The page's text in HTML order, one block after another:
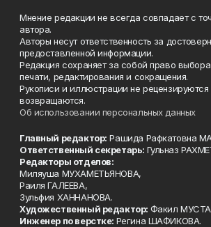
Мнение редакции не всегда совпадает с
автора.
Авторы несут ответственность за
предоставленной информации.
Редакция сохраняет за собой право
печати, редактирования и сокращения.
Рукописи и иллюстрации не рецензируются
возвращаются.
Об использовании персональных данных
Главный редактор: Рашида Рафкатовна
Ответственный секретарь: Гульназ
Редакторы отделов:
Миляуша МУХАМЕТЬЯНОВА,
Раиля ГАЛЕЕВА,
Зульфия ХАННАНОВА.
Художественный редактор: Факил
Инженер по верстке: Регина ШАФИКОВА.